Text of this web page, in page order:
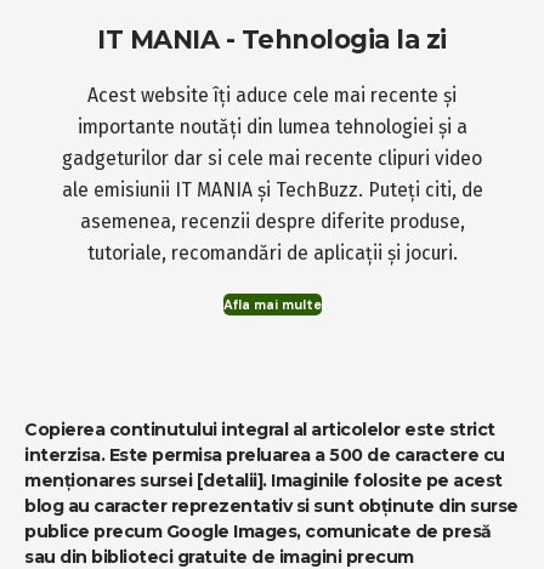
IT MANIA - Tehnologia la zi
Acest website îți aduce cele mai recente și
importante noutăți din lumea tehnologiei și a
gadgeturilor dar si cele mai recente clipuri video
ale emisiunii IT MANIA și TechBuzz. Puteți citi, de
asemenea, recenzii despre diferite produse,
tutoriale, recomandări de aplicații și jocuri.
Afla mai multe
Copierea continutului integral al articolelor este strict
interzisa. Este permisa preluarea a 500 de caractere cu
menționares sursei [detalii]. Imaginile folosite pe acest
blog au caracter reprezentativ si sunt obținute din surse
publice precum Google Images, comunicate de presă
sau din biblioteci gratuite de imagini precum